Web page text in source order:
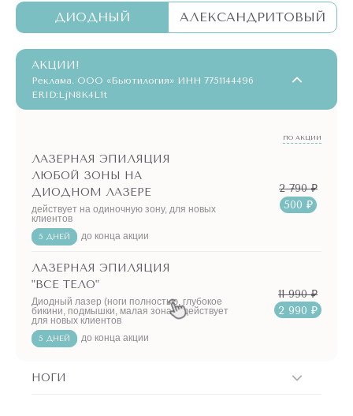
ДИОДНЫЙ АЛЕКСАНДРИТОВЫЙ
АКЦИИ!
Реклама. ООО «Бьютилогия» ИНН 7751144496
ERID:LjN8K4L1t
ПО АКЦИИ
ЛАЗЕРНАЯ ЭПИЛЯЦИЯ
ЛЮБОЙ ЗОНЫ НА
ДИОДНОМ ЛАЗЕРЕ
действует на одиночную зону, для новых
клиентов
5 ДНЕЙ до конца акции
2 790 ₽
500 ₽
ЛАЗЕРНАЯ ЭПИЛЯЦИЯ
"ВСЕ ТЕЛО"
Диодный лазер (ноги полностью, глубокое
бикини, подмышки, малая зона) - действует
для новых клиентов
5 ДНЕЙ до конца акции
11 990 ₽
2 990 ₽
НОГИ